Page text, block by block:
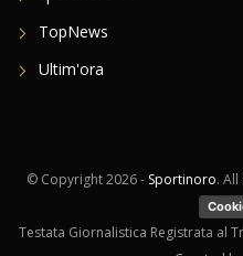
TopNews
Ultim'ora
© Copyright2026 - Sportinoro. All
Testata Giornalistica Registrata al